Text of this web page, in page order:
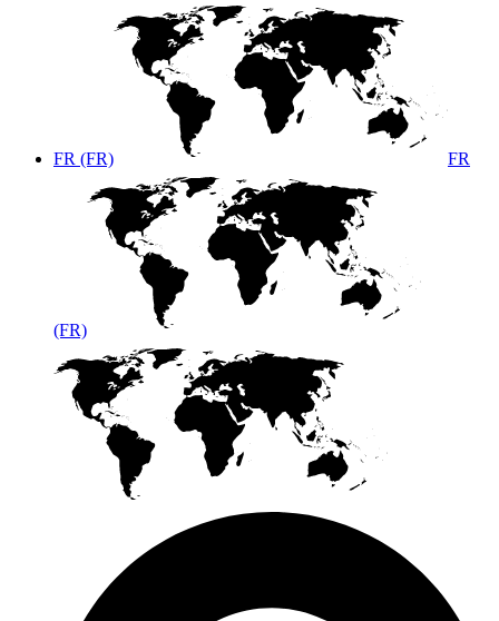
FR (FR) FR
(FR)